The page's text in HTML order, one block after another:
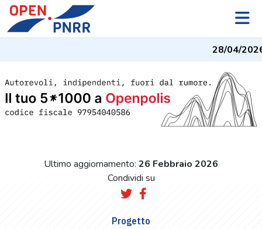
28/04/2026
Ultimo aggiornamento: 26 Febbraio 2026
Condividi su
Progetto